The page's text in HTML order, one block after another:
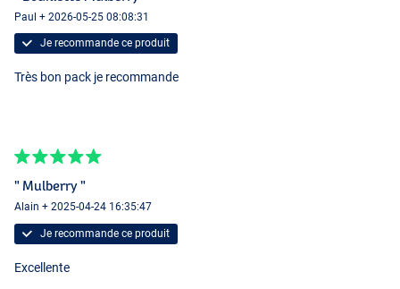
Paul + 2026-05-25 08:08:31
Je recommande ce produit
Très bon pack je recommande
" Mulberry "
Alain + 2025-04-24 16:35:47
Je recommande ce produit
Excellente